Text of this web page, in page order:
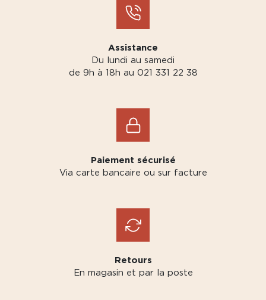
Assistance
Du lundi au samedi
de 9h à 18h au 021 331 22 38
Paiement sécurisé
Via carte bancaire ou sur facture
Retours
En magasin et par la poste